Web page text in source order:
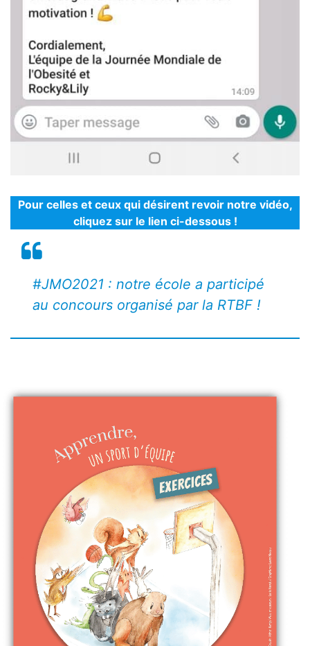
Pour celles et ceux qui désirent revoir notre vidéo,
cliquez sur le lien ci-dessous !
#JMO2021 : notre école a participé
au concours organisé par la RTBF !